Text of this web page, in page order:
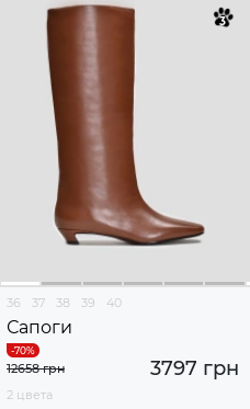
36 37 38 39 40
Сапоги
3797 грн
12658 грн
2 цвета